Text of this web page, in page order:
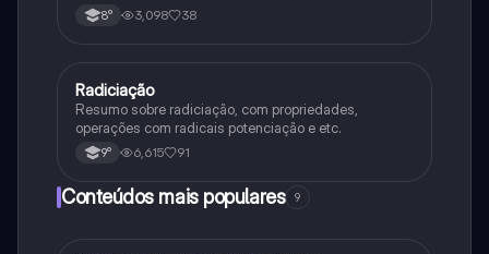
8° 3,098 38
Matematica
Radiciação
Resumo sobre radiciação, com propriedades,
operações com radicais potenciação e etc.
9° 6,615 91
Conteúdos mais populares 9